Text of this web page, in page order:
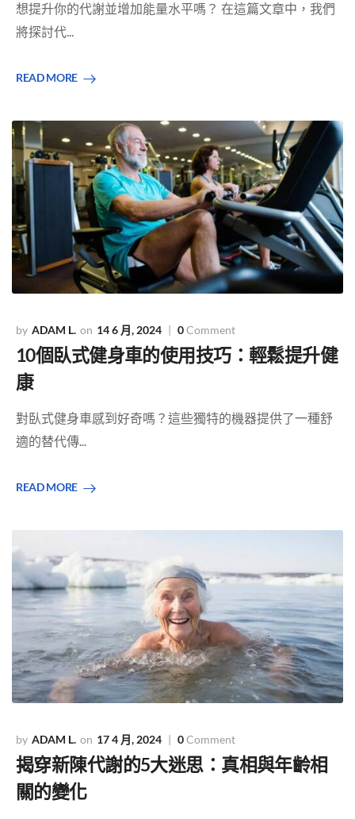
想提升你的代謝並增加能量水平嗎？ 在這篇文章中，我們
將探討代...
READ MORE
ADAM L. 14 6 月, 2024 0Comment
10個臥式健身車的使用技巧：輕鬆提升健
康
對臥式健身車感到好奇嗎？這些獨特的機器提供了一種舒
適的替代傳...
READ MORE
ADAM L. 17 4 月, 2024 0Comment
揭穿新陳代謝的5大迷思：真相與年齡相
關的變化